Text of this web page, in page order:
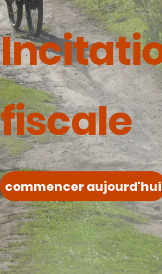
fiscale
commencer aujourd'hui